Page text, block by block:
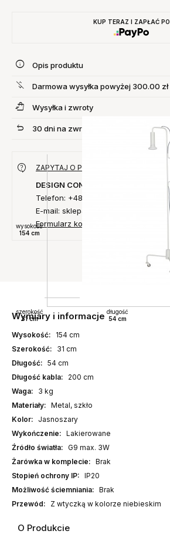
KUP TERAZ I ZAPŁAĆ PO
Opis produktu
Darmowa wysyłka powyżej 300.00 zł
Wysyłka i zwroty
30 dni na zwrot produktu
ZAPYTAJ O PRODUKT
DESIGN CONCEPT
Telefon: +48 735 027 014
E-mail: sklep@designconcept.pl
Formularz kontaktowy
Wymiary i informacje
wysokość
154 cm
długość
54 cm
szerokość
31 cm
Wysokość:
154 cm
Szerokość:
31 cm
Długość: 54 cm
Długość kabla:
200 cm
Waga:
3 kg
Materiały: Metal, szkło
Kolor:
Jasnoszary
Wykończenie: Lakierowane
Źródło światła: G9 max. 3W
Żarówka w komplecie: Brak
Stopień ochrony IP: IP20
Możliwość ściemniania: Brak
Przewód:
Z wtyczką w kolorze niebieskim
O Produkcie